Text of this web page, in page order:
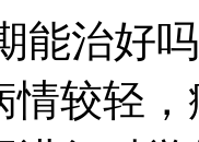
能治好
情较轻